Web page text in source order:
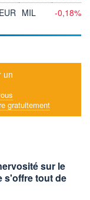
MIL -0,18%
un
gratuitement
sur le
s'offre tout de